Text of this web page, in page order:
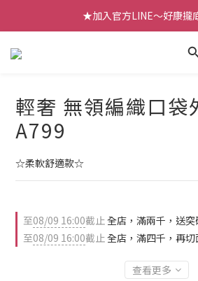
【七月新品】上架了!! 限時
輕奢 無領編織口袋
A799
☆柔軟舒適款☆
至08/09 16:00截止全店，滿兩千，送
至08/09 16:00截止全店，滿四千，再
查看更多